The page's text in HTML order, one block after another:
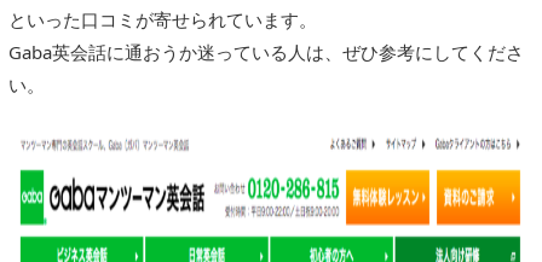
といった口コミが寄せられています。
Gaba英会話に通おうか迷っている人は、ぜひ参考にしてくださ
い。